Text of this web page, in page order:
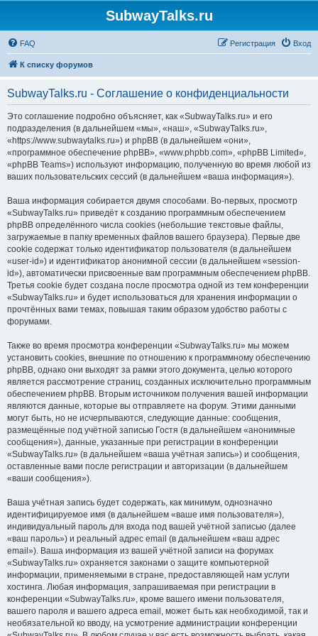
SubwayTalks.ru
FAQ Вход
Регистрация
К списку форумов
SubwayTalks.ru - Соглашение о конфиденциальности
Это соглашение подробно объясняет, как «SubwayTalks.ru» и его
подразделения (в дальнейшем «мы», «наш», «SubwayTalks.ru»,
«https://www.subwaytalks.ru») и phpBB (в дальнейшем «они»,
«программное обеспечение phpBB», «www.phpbb.com», «phpBB Limited»,
«phpBB Teams») используют информацию, полученную во время любой из
ваших пользовательских сессий (в дальнейшем «ваша информация»).
Ваша информация собирается двумя способами. Во-первых, просмотр
«SubwayTalks.ru» приведёт к созданию программным обеспечением
phpBB определённого числа cookies (небольшие текстовые файлы,
загружаемые в папку временных файлов вашего браузера). Первые две
cookie содержат только идентификатор пользователя (в дальнейшем
«user-id») и идентификатор анонимной сессии (в дальнейшем «session-
id»), автоматически присвоенные вам программным обеспечением phpBB.
Третья cookie будет создана после просмотра одной из тем конференции
«SubwayTalks.ru» и будет использоваться для хранения информации о
прочтённых вами темах, повышая таким образом удобство работы с
форумами.
Также во время просмотра конференции «SubwayTalks.ru» мы можем
установить cookies, внешние по отношению к программному обеспечению
phpBB, однако они выходят за рамки этого документа, целью которого
является рассмотрение страниц, созданных исключительно программным
обеспечением phpBB. Вторым источником получения вашей информации
являются данные, которые вы отправляете на форум. Этими данными
могут быть, но не исчерпываются, следующие данные: сообщения,
размещённые под учётной записью Гостя (в дальнейшем «анонимные
сообщения»), данные, указанные при регистрации в конференции
«SubwayTalks.ru» (в дальнейшем «ваша учётная запись») и сообщения,
оставленные вами после регистрации и авторизации (в дальнейшем
«ваши сообщения»).
Ваша учётная запись будет содержать, как минимум, однозначно
идентифицируемое имя (в дальнейшем «ваше имя пользователя»),
индивидуальный пароль для входа под вашей учётной записью (далее
«ваш пароль») и реальный адрес email (в дальнейшем «ваш адрес
email»). Ваша информация из вашей учётной записи на форумах
«SubwayTalks.ru» охраняется законами о защите компьютерной
информации, применяемыми в стране, предоставляющей нам услуги
хостинга. Любая информация, запрашиваемая при регистрации в
конференции «SubwayTalks.ru», кроме вашего имени пользователя,
вашего пароля и вашего адреса email, может быть как необходимой, так и
необязательной ко вводу, на усмотрение администрации конференции